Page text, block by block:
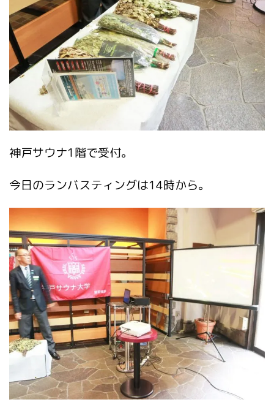
神戸サウナ1階で受付。
今日のランバスティングは14時から。